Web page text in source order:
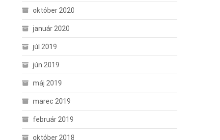
október 2020
január 2020
júl 2019
jún 2019
máj 2019
marec 2019
február 2019
október 2018